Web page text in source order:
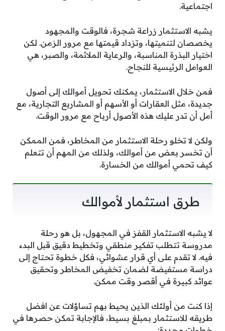
اجتماعية.
يشبه الاستثمار زراعة شجرة، فالوقت والمجهود
يخصصان لتنميتها، وتزداد قيمتها مع مرور الزمن. لكن
اختيار البذرة المناسبة، والرعاية الملائمة، والصبر، هي
العوامل الرئيسية للنجاح.
فمن خلال الاستثمار، يمكنك تحويل أموالك إلى أصول
جديدة، مثل العقارات أو الأسهم أو المشاريع التجارية، مع
أمل أن تدر عليك هذه الأصول أرباح مع مرور الوقت.
ولكن لا تخلو رحلة الاستثمار من المخاطر، فمن الممكن
أن تخسر بعض من أموالك، ولذلك من المهم أن تتعلم
كيف تحمي أموالك من الخسارة.
طرق استثمار لأموالك
لا يشبه الاستثمار القفز في المجهول، بل هو رحلة
مدروسة تتطلب تفكير منطقي وتخطيط دقيق قبل البدء
فيه. لا تقدم على أي قرار عشوائي، فكل خطوة تحتاج إلى
دراسة مستفيضة لضمان تخفيض المخاطر وتحقيق
عوائد كبيرة في أقصر وقت ممكن.
إذا كنت من أولئك الذين يحيط بهم تساؤلات عن افضل
طريقه للاستثمار بمبلغ بسيط، فالإجابة تمكن حصرها في